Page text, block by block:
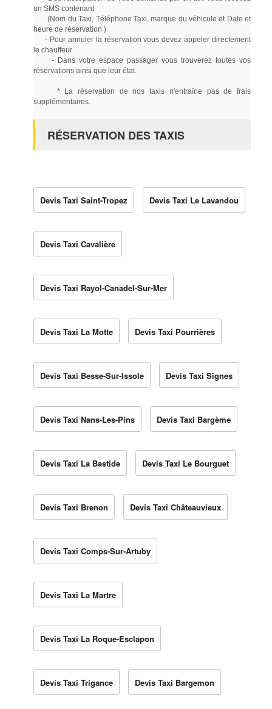
un SMS contenant
(Nom du Taxi, Téléphone Taxi, marque du véhicule et Date et
heure de réservation )
- Pour annuler la réservation vous devez appeler directement
le chauffeur
- Dans votre espace passager vous trouverez toutes vos
réservations ainsi que leur état.
* La réservation de nos taxis n'entraîne pas de frais
supplémentaires.
RÉSERVATION DES TAXIS
Devis Taxi Saint-Tropez Devis Taxi Le Lavandou
Devis Taxi Cavalière
Devis Taxi Rayol-Canadel-Sur-Mer
Devis Taxi La Motte Devis Taxi Pourrières
Devis Taxi Besse-Sur-Issole Devis Taxi Signes
Devis Taxi Nans-Les-Pins Devis Taxi Bargème
Devis Taxi La Bastide Devis Taxi Le Bourguet
Devis Taxi Brenon Devis Taxi Châteauvieux
Devis Taxi Comps-Sur-Artuby
Devis Taxi La Martre
Devis Taxi La Roque-Esclapon
Devis Taxi Trigance Devis Taxi Bargemon